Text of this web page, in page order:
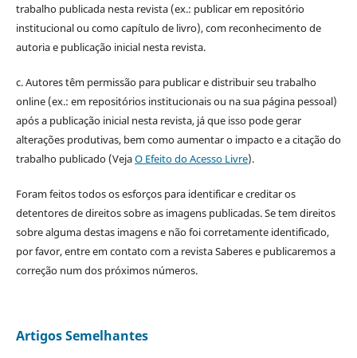
trabalho publicada nesta revista (ex.: publicar em repositório
institucional ou como capítulo de livro), com reconhecimento de
autoria e publicação inicial nesta revista.
c. Autores têm permissão para publicar e distribuir seu trabalho
online (ex.: em repositórios institucionais ou na sua página pessoal)
após a publicação inicial nesta revista, já que isso pode gerar
alterações produtivas, bem como aumentar o impacto e a citação do
trabalho publicado (VejaO Efeito do Acesso Livre).
Foram feitos todos os esforços para identificar e creditar os
detentores de direitos sobre as imagens publicadas. Se tem direitos
sobre alguma destas imagens e não foi corretamente identificado,
por favor, entre em contato com a revista Saberes e publicaremos a
correção num dos próximos números.
Artigos Semelhantes